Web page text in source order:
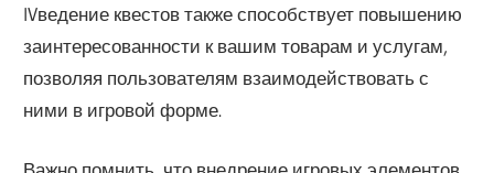
IVведение квестов также способствует повышению
заинтересованности к вашим товарам и услугам,
позволяя пользователям взаимодействовать с
ними в игровой форме.